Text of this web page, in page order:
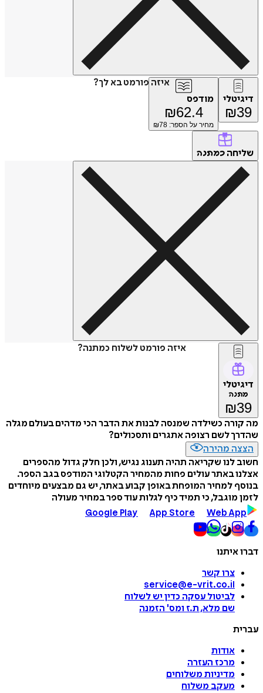
איזה פורמט בא לך?
דיגיטלי
₪39
מודפס
₪62.4
מחיר על הספר: ₪ 78
שליחה כמתנה
איזה פורמט לשלוח כמתנה?
דיגיטלי
מתנה
₪39
מה קורה כשילדה שמנסה לבנות את הדבר הכי מדהים בעולם מגלה
שהדרך לשם רצופה אתגרים ותסכולים?
הצצה מהירה
חשוב לנו שקריאה תהיה תענוג נגיש, ולכן חלק גדול מהספרים
אצלנו באתר עולים פחות מהמחיר הקטלוגי המודפס בגב הספר.
בנוסף למחיר המופחת באופן קבוע באתר, יש גם מבצעים מיוחדים
לזמן מוגבל, כי תמיד כיף לגלות עוד ספר במחיר מעולה
Google Play
App Store Web App
דברו איתנו
צרו קשר
service@e-vrit.co.il
לביטול עסקה כדין יש לשלוח
שם מלא, ת.ז ומס' הזמנה
עברית
אודות
מרכז העזרה
מדיניות משלוחים
מעקב משלוח